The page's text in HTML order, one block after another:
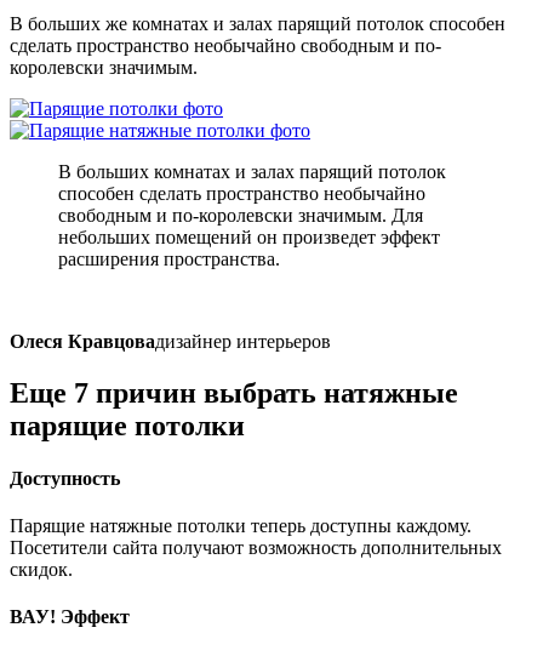
В больших же комнатах и залах парящий потолок способен
сделать пространство необычайно свободным и по-
королевски значимым.
В больших комнатах и залах парящий потолок
способен сделать пространство необычайно
свободным и по-королевски значимым. Для
небольших помещений он произведет эффект
расширения пространства.
Олеся Кравцовадизайнер интерьеров
Еще 7 причин выбрать натяжные
парящие потолки
Доступность
Парящие натяжные потолки теперь доступны каждому.
Посетители сайта получают возможность дополнительных
скидок.
ВАУ! Эффект